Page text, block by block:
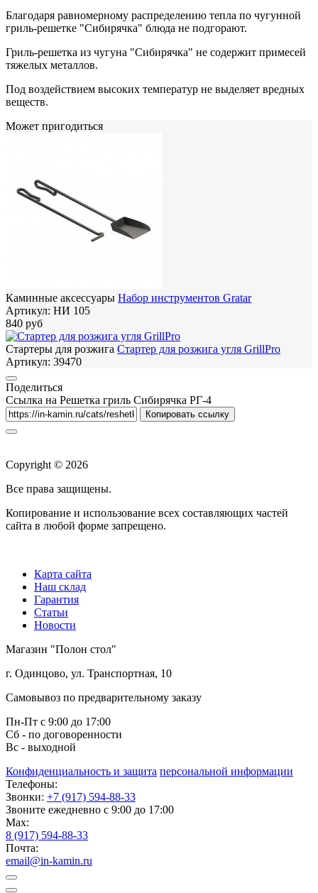
Благодаря равномерному распределению тепла по чугунной
гриль-решетке "Сибирячка" блюда не подгорают.
Гриль-решетка из чугуна "Сибирячка" не содержит примесей
тяжелых металлов.
Под воздействием высоких температур не выделяет вредных
веществ.
Может пригодиться
Каминные аксессуары Набор инструментов Gratar
Артикул: НИ 105
840 руб
Стартеры для розжига Стартер для розжига угля GrillPro
Артикул: 39470
Поделиться
Ссылка на Решетка гриль Сибирячка РГ-4
Копировать ссылку
Copyright © 2026
Все права защищены.
Копирование и использование всех составляющих частей
сайта в любой форме запрещено.
Карта сайта
Наш склад
Гарантия
Статьи
Новости
Магазин "Полон стол"
г. Одинцово, ул. Транспортная, 10
Самовывоз по предварительному заказу
Пн-Пт с 9:00 до 17:00
Сб - по договоренности
Вс - выходной
Конфиденциальность и защита персональной информации
Телефоны:
Звонки: +7 (917) 594-88-33
Звоните ежедневно с 9:00 до 17:00
Max:
8 (917) 594-88-33
Почта:
email@in-kamin.ru